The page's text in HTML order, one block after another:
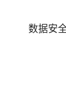
数据安